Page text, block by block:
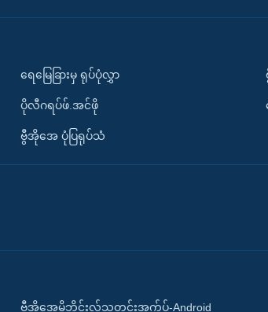
ရေမြေခြားမှ ရုပ်ပုံလွှာ
ပိုလီဂရပ်ဖ်.အင်ဖို
ဗွီအိုအေ ပုံပြရုပ်သံ
ဗွီအိုအေမိုဘိုင်းလ်သတင်းအက်ပ်-Android